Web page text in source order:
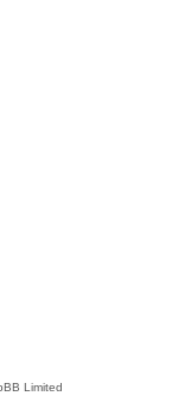
Limited